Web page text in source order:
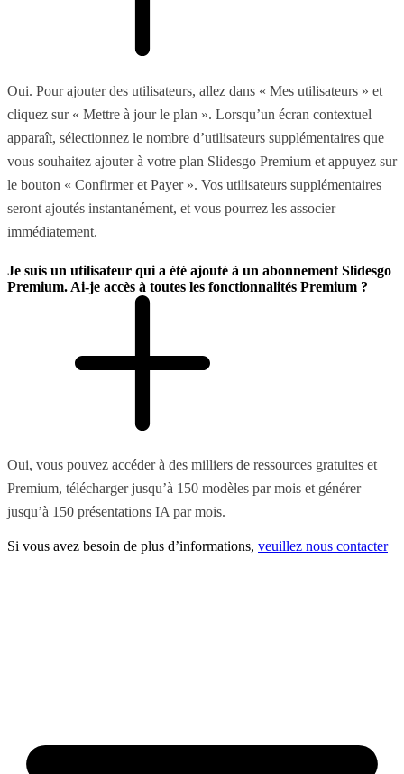
Oui. Pour ajouter des utilisateurs, allez dans « Mes utilisateurs » et
cliquez sur « Mettre à jour le plan ». Lorsqu’un écran contextuel
apparaît, sélectionnez le nombre d’utilisateurs supplémentaires que
vous souhaitez ajouter à votre plan Slidesgo Premium et appuyez sur
le bouton « Confirmer et Payer ». Vos utilisateurs supplémentaires
seront ajoutés instantanément, et vous pourrez les associer
immédiatement.
Je suis un utilisateur qui a été ajouté à un abonnement Slidesgo
Premium. Ai-je accès à toutes les fonctionnalités Premium ?
Oui, vous pouvez accéder à des milliers de ressources gratuites et
Premium, télécharger jusqu’à 150 modèles par mois et générer
jusqu’à 150 présentations IA par mois.
Si vous avez besoin de plus d’informations, veuillez nous contacter